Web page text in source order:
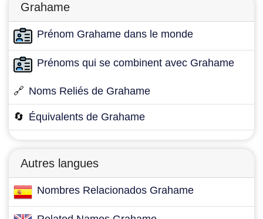
Grahame
Prénom Grahame dans le monde
Prénoms qui se combinent avec Grahame
🔗 Noms Reliés de Grahame
🔄 Équivalents de Grahame
Autres langues
Nombres Relacionados Grahame